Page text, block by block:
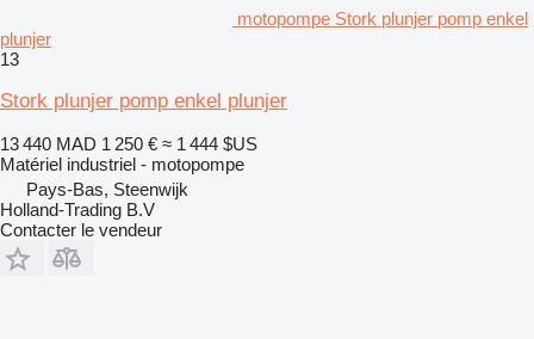
motopompe Stork plunjer pomp enkel
plunjer
13
Stork plunjer pomp enkel plunjer
13 440 MAD 1 250 € ≈ 1 444 $US
Matériel industriel - motopompe
Pays-Bas, Steenwijk
Holland-Trading B.V
Contacter le vendeur